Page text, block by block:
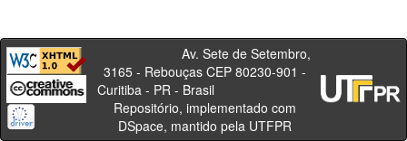
Av. Sete de Setembro,
3165 - Rebouças CEP 80230-901 -
Curitiba - PR - Brasil
Repositório, implementado com
DSpace, mantido pela UTFPR